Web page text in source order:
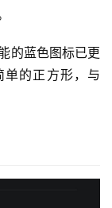
的蓝色图标已更
的正方形，与